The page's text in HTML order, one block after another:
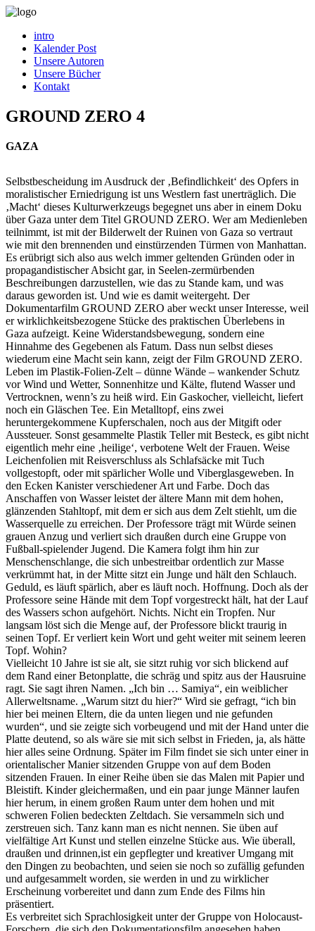
intro
Kalender Post
Unsere Autoren
Unsere Bücher
Kontakt
GROUND ZERO 4
GAZA
Selbstbescheidung im Ausdruck der ‚Befindlichkeit‘ des Opfers in
moralistischer Erniedrigung ist uns Westlern fast unerträglich. Die
‚Macht‘ dieses Kulturwerkzeugs begegnet uns aber in einem Doku
über Gaza unter dem Titel GROUND ZERO. Wer am Medienleben
teilnimmt, ist mit der Bilderwelt der Ruinen von Gaza so vertraut
wie mit den brennenden und einstürzenden Türmen von Manhattan.
Es erübrigt sich also aus welch immer geltenden Gründen oder in
propagandistischer Absicht gar, in Seelen-zermürbenden
Beschreibungen darzustellen, wie das zu Stande kam, und was
daraus geworden ist. Und wie es damit weitergeht. Der
Dokumentarfilm GROUND ZERO aber weckt unser Interesse, weil
er wirklichkeitsbezogene Stücke des praktischen Überlebens in
Gaza aufzeigt. Keine Widerstandsbewegung, sondern eine
Hinnahme des Gegebenen als Fatum. Dass nun selbst dieses
wiederum eine Macht sein kann, zeigt der Film GROUND ZERO.
Leben im Plastik-Folien-Zelt – dünne Wände – wankender Schutz
vor Wind und Wetter, Sonnenhitze und Kälte, flutend Wasser und
Vertrocknen, wenn’s zu heiß wird. Ein Gaskocher, vielleicht, liefert
noch ein Gläschen Tee. Ein Metalltopf, eins zwei
heruntergekommene Kupferschalen, noch aus der Mitgift oder
Aussteuer. Sonst gesammelte Plastik Teller mit Besteck, es gibt nicht
eigentlich mehr eine ‚heilige‘, verbotene Welt der Frauen. Weise
Leichenfolien mit Reisverschluss als Schlafsäcke mit Tuch
vollgestopft, oder mit spärlicher Wolle und Viberglasgeweben. In
den Ecken Kanister verschiedener Art und Farbe. Doch das
Anschaffen von Wasser leistet der ältere Mann mit dem hohen,
glänzenden Stahltopf, mit dem er sich aus dem Zelt stiehlt, um die
Wasserquelle zu erreichen. Der Professore trägt mit Würde seinen
grauen Anzug und verliert sich draußen durch eine Gruppe von
Fußball-spielender Jugend. Die Kamera folgt ihm hin zur
Menschenschlange, die sich unbestreitbar ordentlich zur Masse
verkrümmt hat, in der Mitte sitzt ein Junge und hält den Schlauch.
Geduld, es läuft spärlich, aber es läuft noch. Hoffnung. Doch als der
Professore seine Hände mit dem Topf vorgestreckt hält, hat der Lauf
des Wassers schon aufgehört. Nichts. Nicht ein Tropfen. Nur
langsam löst sich die Menge auf, der Professore blickt traurig in
seinen Topf. Er verliert kein Wort und geht weiter mit seinem leeren
Topf. Wohin?
Vielleicht 10 Jahre ist sie alt, sie sitzt ruhig vor sich blickend auf
dem Rand einer Betonplatte, die schräg und spitz aus der Hausruine
ragt. Sie sagt ihren Namen. „Ich bin … Samiya“, ein weiblicher
Allerweltsname. „Warum sitzt du hier?“ Wird sie gefragt, “ich bin
hier bei meinen Eltern, die da unten liegen und nie gefunden
wurden“, und sie zeigte sich vorbeugend und mit der Hand unter die
Platte deutend, so als wäre sie mit sich selbst in Frieden, ja, als hätte
hier alles seine Ordnung. Später im Film findet sie sich unter einer in
orientalischer Manier sitzenden Gruppe von auf dem Boden
sitzenden Frauen. In einer Reihe üben sie das Malen mit Papier und
Bleistift. Kinder gleichermaßen, und ein paar junge Männer laufen
hier herum, in einem großen Raum unter dem hohen und mit
schweren Folien bedeckten Zeltdach. Sie versammeln sich und
zerstreuen sich. Tanz kann man es nicht nennen. Sie üben auf
vielfältige Art Kunst und stellen einzelne Stücke aus. Wie überall,
draußen und drinnen,ist ein gepflegter und kreativer Umgang mit
den Dingen zu beobachten, und seien sie noch so zufällig gefunden
und aufgesammelt worden, sie werden in und zu wirklicher
Erscheinung vorbereitet und dann zum Ende des Films hin
präsentiert.
Es verbreitet sich Sprachlosigkeit unter der Gruppe von Holocaust-